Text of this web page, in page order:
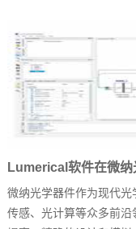
Lumerical软件在微纳
微纳光学器件作为现代光
传感、光计算等众多前